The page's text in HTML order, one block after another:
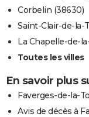
Corbelin (38630)
Saint-Clair-de-la-
La Chapelle-de-
Toutes les villes
En savoir plus
Faverges-de-la-
Avis de décès à